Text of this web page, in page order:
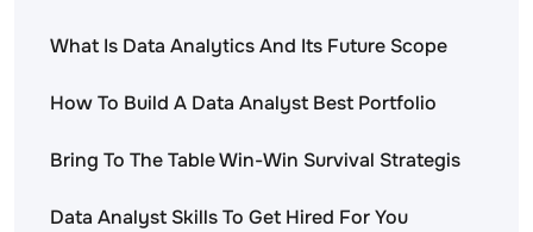
What Is Data Analytics And Its Future Scope
How To Build A Data Analyst Best Portfolio
Bring To The Table Win-Win Survival Strategis
Data Analyst Skills To Get Hired For You